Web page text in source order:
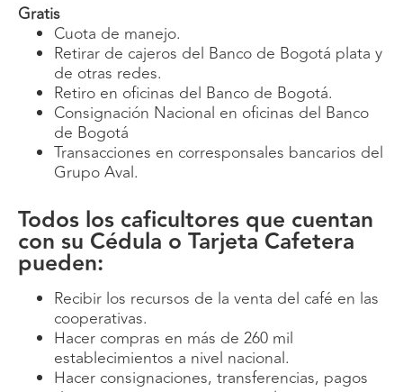
Gratis
Cuota de manejo.
Retirar de cajeros del Banco de Bogotá plata y
de otras redes.
Retiro en oficinas del Banco de Bogotá.
Consignación Nacional en oficinas del Banco
de Bogotá
Transacciones en corresponsales bancarios del
Grupo Aval.
Todos los caficultores que cuentan
con su Cédula o Tarjeta Cafetera
pueden:
Recibir los recursos de la venta del café en las
cooperativas.
Hacer compras en más de 260 mil
establecimientos a nivel nacional.
Hacer consignaciones, transferencias, pagos